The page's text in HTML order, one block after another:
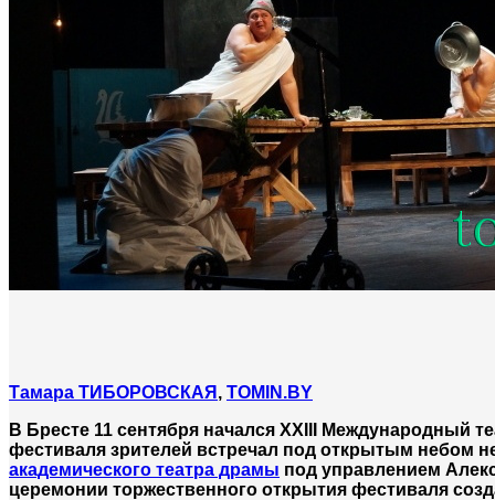
Тамара ТИБОРОВСКАЯ , TOMIN.BY
В Бресте 11 сентября начался ХХIII Международный
фестиваля зрителей встречал под открытым небом
академического театра драмы под управлением
церемонии торжественного открытия фестиваля